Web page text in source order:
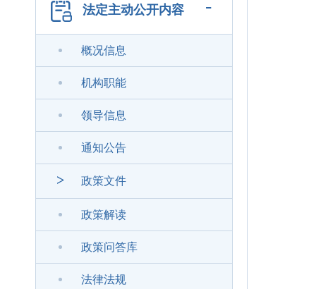
法定主动公开内容 -
概况信息
机构职能
领导信息
通知公告
> 政策文件
政策解读
政策问答库
法律法规